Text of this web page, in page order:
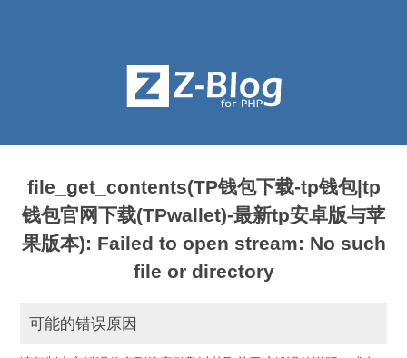
file_get_contents(TP钱包下载-tp钱包|tp
钱包官网下载(TPwallet)-最新tp安卓版与苹
果版本): Failed to open stream: No such
file or directory
可能的错误原因